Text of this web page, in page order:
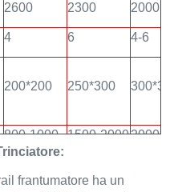
2600 2300 2000
4 6 4-6
200*200 250*300
800-1000 1500-20002000-
18.5-22 30
il frantumatore ha un